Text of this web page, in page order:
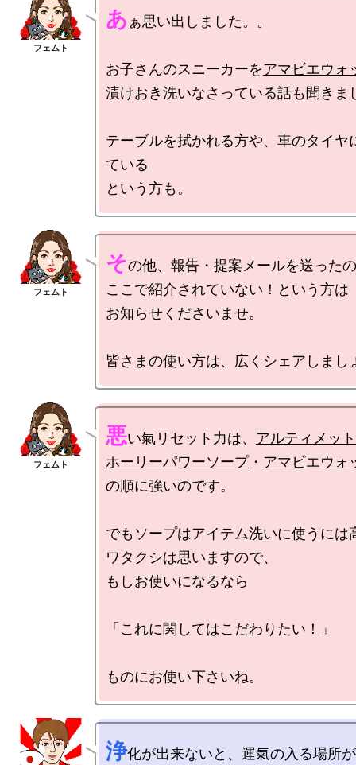
あ ぁ思い出しました。。
お子さんのスニーカーをアマビエウォ
漬けおき洗いなさっている話も聞きま
テーブルを拭かれる方や、車のタイヤ
ている
その他、報告・提案メールを送った
ここで紹介されていない！という方は
お知らせくださいませ。
悪い氣リセット力は、 アルティメッ
ホーリーパワーソープ・ アマビエウォ
の順に強いのです。
でもソープはアイテム洗いに使うには
ワタクシは思いますので、
もしお使いになるなら
「これに関してはこだわりたい！」
浄化が出来ないと、運氣の入る場所